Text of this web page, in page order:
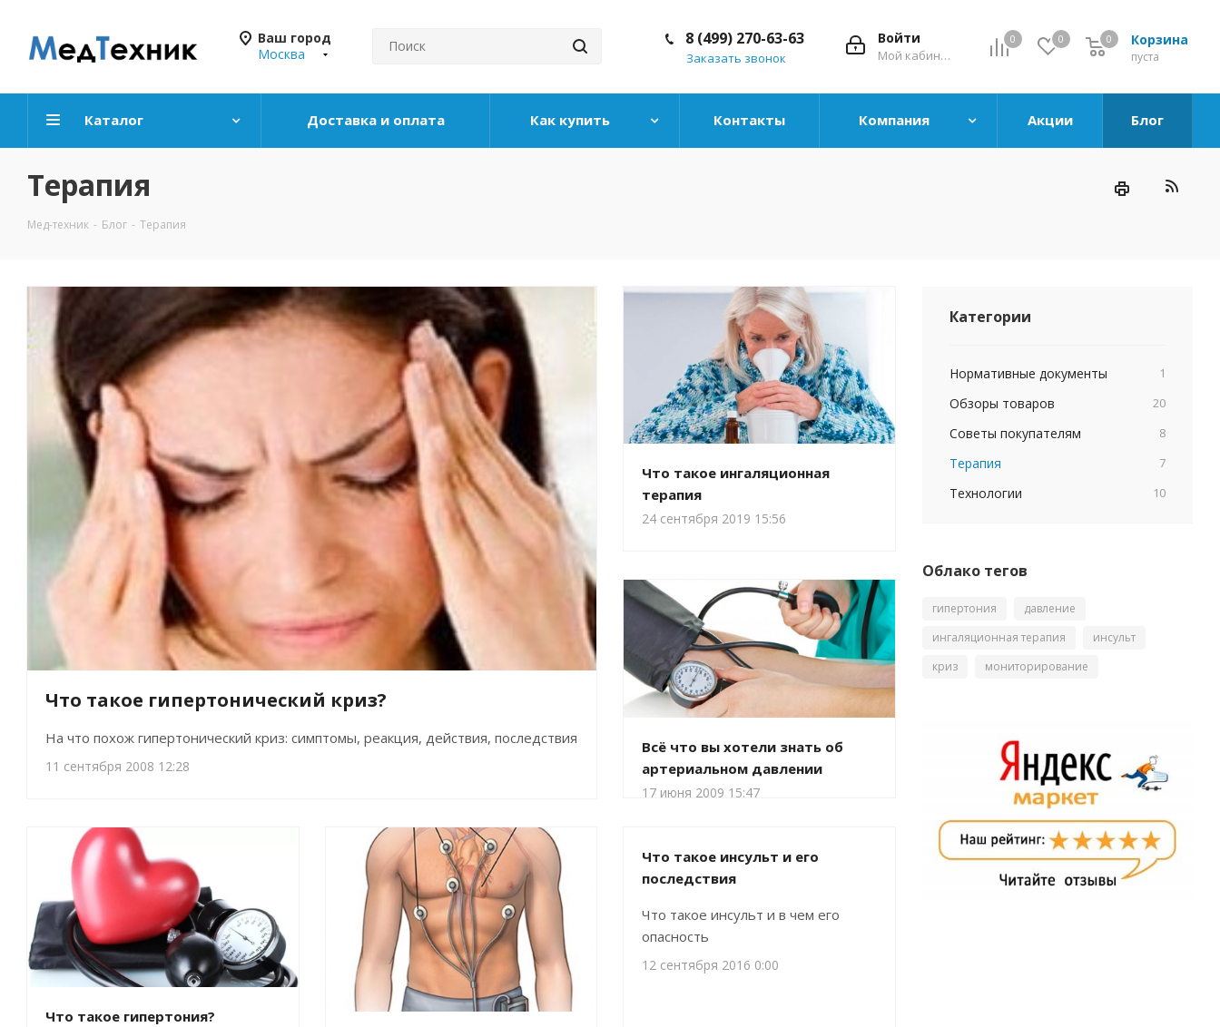
Ваш город
Москва
0 0 Корзина
0
пуста
0
Войти
Мой кабинет
8 (499) 270-63-63
Заказать звонок
Каталог Доставка и оплата Как купить Контакты Компания Акции Блог
Терапия
Мед-техник - Блог - Терапия
Что такое гипертонический криз?
На что похож гипертонический криз: симптомы, реакция, действия, последствия
11 сентября 2008 12:28
Что такое ингаляционная
терапия
24 сентября 2019 15:56
Всё что вы хотели знать об
артериальном давлении
17 июня 2009 15:47
Что такое гипертония?
Что такое инсульт и его
последствия
Что такое инсульт и в чем его
опасность
12 сентября 2016 0:00
Категории
Нормативные документы 1
Обзоры товаров 20
Советы покупателям 8
Терапия 7
Технологии 10
Облако тегов
гипертония
давление
ингаляционная терапия
инсульт
криз
мониторирование